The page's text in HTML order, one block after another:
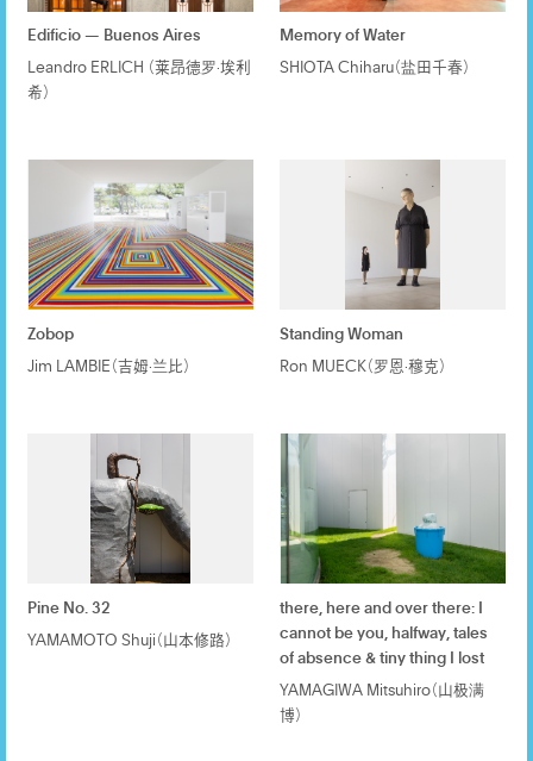
Edificio — Buenos Aires
Leandro ERLICH （莱昂德罗·埃利
希）
Memory of Water
SHIOTA Chiharu（盐田千春）
Zobop
Jim LAMBIE（吉姆·兰比）
Standing Woman
Ron MUECK（罗恩·穆克）
Pine No. 32
YAMAMOTO Shuji（山本修路）
there, here and over there: I
cannot be you, halfway, tales
of absence & tiny thing I lost
YAMAGIWA Mitsuhiro（山极满
博）